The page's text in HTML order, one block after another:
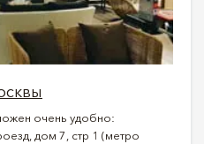
очень удобно:
дом 7, стр 1 (метро